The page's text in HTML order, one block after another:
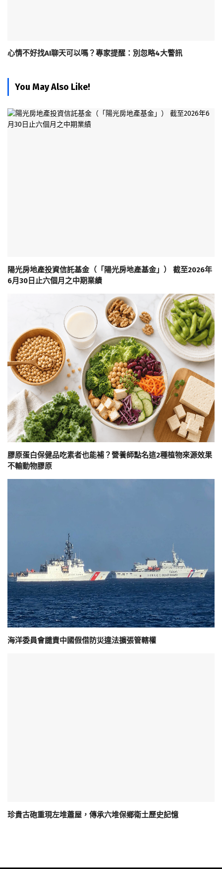
心情不好找AI聊天可以嗎？專家提醒：別忽略4大警訊
You May Also Like!
陽光房地產投資信託基金（「陽光房地產基金」） 截至2026年
6月30日止六個月之中期業績
膠原蛋白保健品吃素者也能補？營養師點名這2種植物來源效果
不輸動物膠原
海洋委員會譴責中國假借防災違法擴張管轄權
珍貴古砲重現左堆蕭屋，傳承六堆保鄉衛土歷史記憶